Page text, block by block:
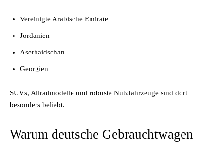
Vereinigte Arabische Emirate
Jordanien
Aserbaidschan
Georgien
SUVs, Allradmodelle und robuste Nutzfahrzeuge sind dort
besonders beliebt.
Warum deutsche Gebrauchtwagen